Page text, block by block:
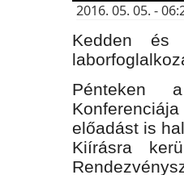
2016. 05. 05. -
Kedden és
Pénteken
előadást is
Kiírásra